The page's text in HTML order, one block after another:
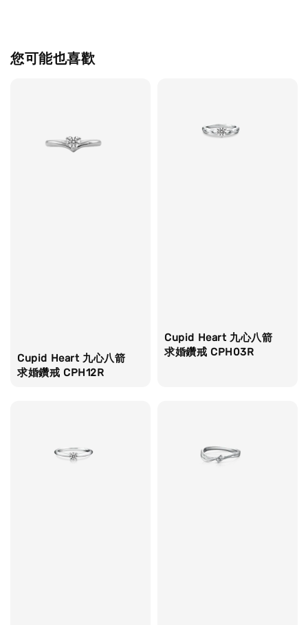
您可能也喜歡
Cupid Heart 九心八箭
求婚鑽戒 CPH12R
Cupid Heart 九心八箭
求婚鑽戒 CPH03R